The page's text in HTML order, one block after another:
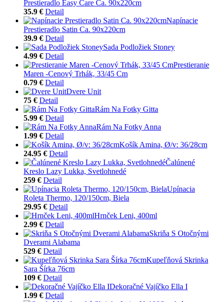
Prestieradlo Easy Care Ca. 90x220cm
35.9 € Detail
Napínacie
Prestieradlo Satin Ca. 90x220cm
39.9 € Detail
Sada Podložiek Stoney
4.99 € Detail
Prestieranie
Maren -Cenový Trhák, 33/45 Cm
0.79 € Detail
Dvere Unit
75 € Detail
Rám Na Fotky Gitta
5.99 € Detail
Rám Na Fotky Anna
1.99 € Detail
Košík Amina, Ø/v: 36/28cm
24.95 € Detail
Čalúnené
Kreslo Lazy Lukka, Svetlohnedé
259 € Detail
Upínacia
Roleta Thermo, 120/150cm, Biela
29.95 € Detail
Hrnček Leni, 400ml
2.99 € Detail
Skriňa S Otočnými
Dverami Alabama
529 € Detail
Kupeľňová Skrinka
Sara Šírka 76cm
109 € Detail
Dekoračné Vajíčko Ella I
1.99 € Detail